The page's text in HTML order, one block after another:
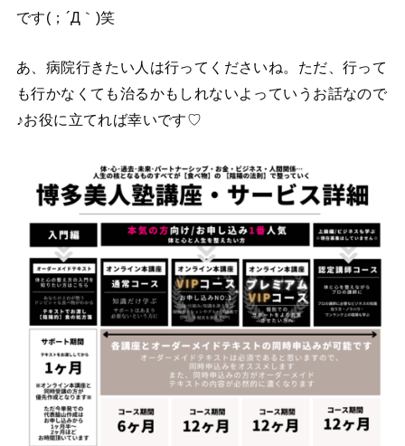
です(；´Д｀)笑
あ、病院行きたい人は行ってくださいね。ただ、行って
も行かなくても治るかもしれないよっていうお話なので
♪お役に立てれば幸いです♡